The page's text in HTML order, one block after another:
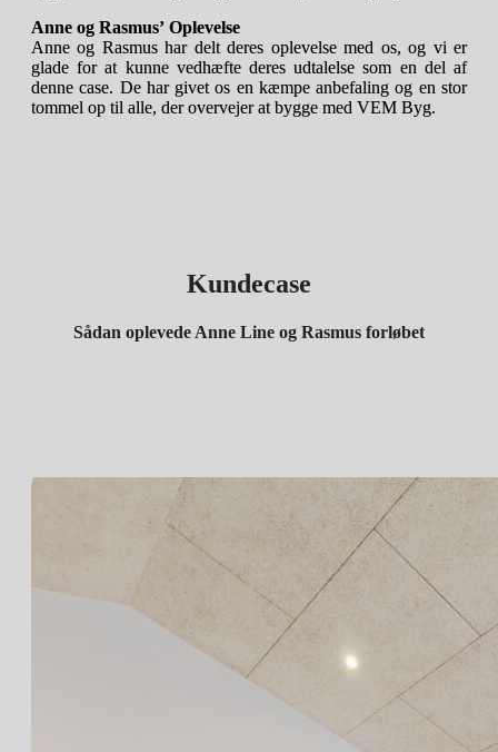
Anne og Rasmus’ Oplevelse
Anne og Rasmus har delt deres oplevelse med os, og vi er
glade for at kunne vedhæfte deres udtalelse som en del af
denne case. De har givet os en kæmpe anbefaling og en stor
tommel op til alle, der overvejer at bygge med VEM Byg.
Kundecase
Sådan oplevede Anne Line og Rasmus forløbet